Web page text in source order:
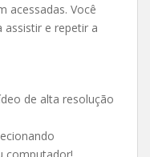
acessadas. Você
assistir e repetir a
de alta resolução